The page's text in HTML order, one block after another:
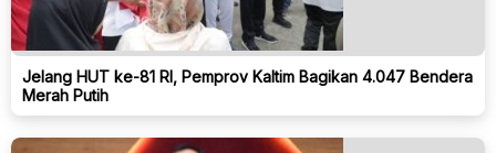
Jelang HUT ke-81 RI, Pemprov Kaltim Bagikan 4.047 Bendera
Merah Putih